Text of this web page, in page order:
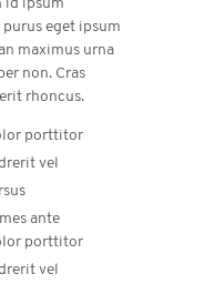
eget ipsum
maximus urna
non. Cras
rhoncus.
porttitor
vel
ante
porttitor
vel